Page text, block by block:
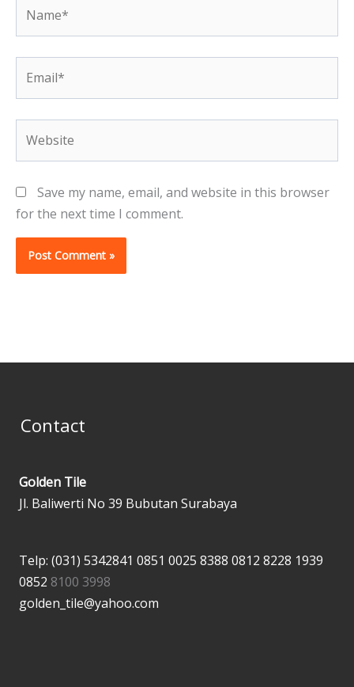
Save my name, email, and website in this browser
for the next time I comment.
Contact
Golden Tile
Jl. Baliwerti No 39 Bubutan Surabaya
Telp: (031) 5342841 0851 0025 8388 0812 8228 1939
0852 8100 3998
golden_tile@yahoo.com